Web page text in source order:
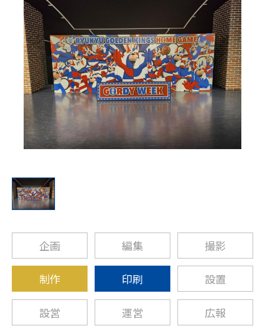
企画 編集 撮影
制作 印刷 設置
設営 運営 広報